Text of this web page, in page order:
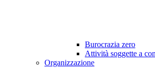
Burocrazia zero
Attività soggette a
Organizzazione